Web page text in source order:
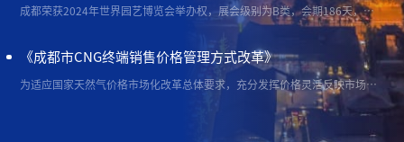
成都荣获2024年世界园艺博览会举办权，展会级别为B类，会期186天，愿景是打造一届重创新、有特色的世园会，以园艺为媒介，向世界人民传递绿色发展和诗意栖居的美好生活场景。2024年成都世界园艺博览会园区项目以世园会为契机，展现中国生态治理的责任担当，呼应国家加强国内外双循环的要求，助力成渝双城经济圈、成德眉资同城化以及沱江发展轴的协同发展，打造彰显公园城市理念的新家园。
《成都市CNG终端销售价格管理方式改革》
为适应国家天然气价格市场化改革总体要求，充分发挥价格灵活反映市场供求，价格机制引导资源配置作用，保障天然气供给和促进天然气行业持续健康发展，解决成都市CNG供应、销售等方面存在的现状问题，CNG终端销售价格由最高价格管理改为基准价格管理，以现行价格为基准，在下浮不限，上浮不超过20%范围内，由CNG经营单位自主确定具体销售价格。